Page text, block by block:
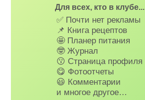
Для всех, кто в клубе...
✅ Почти нет рекламы
📌 Книга рецептов
🤩 Планер питания
🤓 Журнал
😗 Страница профиля
😋 Фотоотчеты
😃 Комментарии
и многое другое…